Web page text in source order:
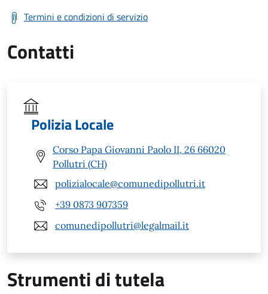
Termini e condizioni di servizio
Contatti
Polizia Locale
Corso Papa Giovanni Paolo II, 26 66020
Pollutri (CH)
polizialocale@comunedipollutri.it
+39 0873 907359
comunedipollutri@legalmail.it
Strumenti di tutela